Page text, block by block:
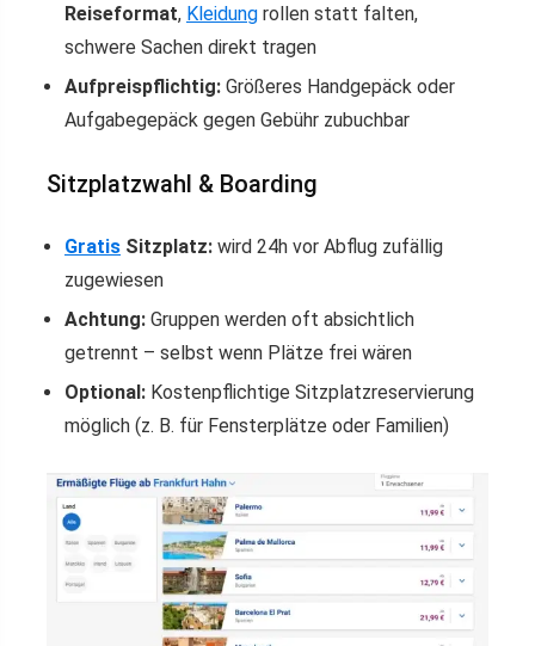
Reiseformat, Kleidung rollen statt falten,
schwere Sachen direkt tragen
Aufpreispflichtig: Größeres Handgepäck oder
Aufgabegepäck gegen Gebühr zubuchbar
Sitzplatzwahl & Boarding
Gratis Sitzplatz: wird 24h vor Abflug zufällig
zugewiesen
Achtung: Gruppen werden oft absichtlich
getrennt – selbst wenn Plätze frei wären
Optional: Kostenpflichtige Sitzplatzreservierung
möglich (z. B. für Fensterplätze oder Familien)